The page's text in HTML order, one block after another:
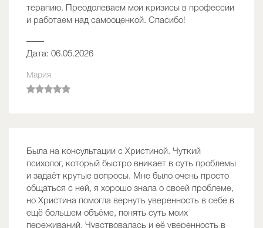
терапию. Преодолеваем мои кризисы в профессии
и работаем над самооценкой. Спасибо!
——
Дата: 06.05.2026
Мария
Была на консультации с Христиной. Чуткий
психолог, который быстро вникает в суть проблемы
и задаёт крутые вопросы. Мне было очень просто
общаться с ней, я хорошо знала о своей проблеме,
но Христина помогла вернуть уверенность в себе в
ещё большем объёме, понять суть моих
переживаний. Чувствовалась и её уверенность в